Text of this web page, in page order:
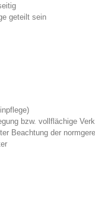
geteilt sein
bzw. vollflächige
Beachtung der